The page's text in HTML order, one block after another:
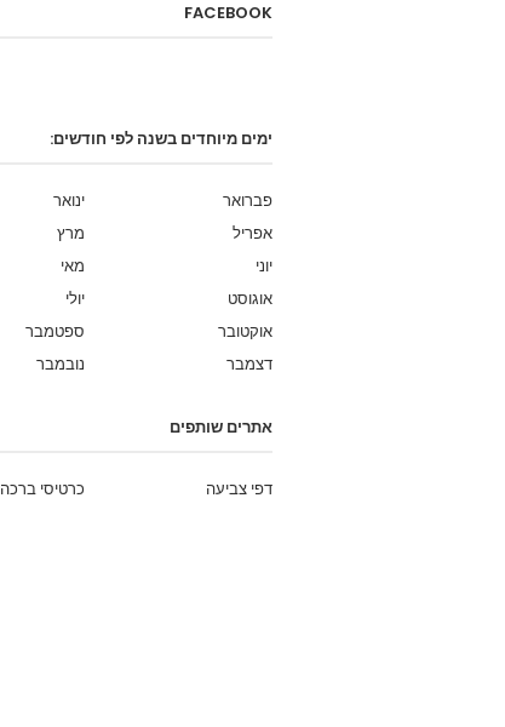
FACEBOOK
ימים מיוחדים בשנה לפי חודשים:
ינואר
פברואר
מרץ
אפריל
מאי
יוני
יולי
אוגוסט
ספטמבר
אוקטובר
נובמבר
דצמבר
אתרים שותפים
כרטיסי ברכה דפי צביעה